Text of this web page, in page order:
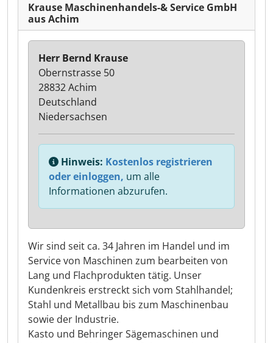
Krause Maschinenhandels-& Service GmbH
aus Achim
Wir sind seit ca. 34 Jahren im Handel und im
Service von Maschinen zum bearbeiten von
Lang und Flachprodukten tätig. Unser
Kundenkreis erstreckt sich vom Stahlhandel;
Stahl und Metallbau bis zum Maschinenbau
sowie der Industrie.
Kasto und Behringer Sägemaschinen und
Herr Bernd Krause
Obernstrasse 50
28832 Achim
Deutschland
Niedersachsen
Hinweis: Kostenlos registrieren
oder einloggen, um alle
Informationen abzurufen.